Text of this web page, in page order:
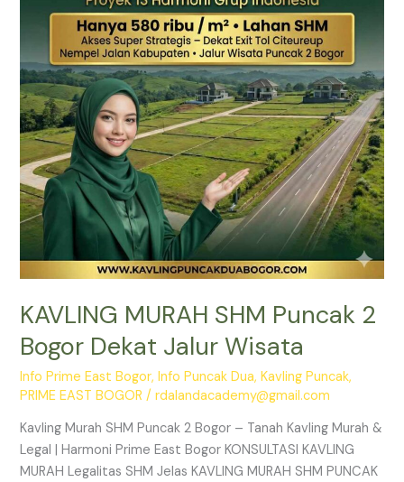
KAVLING MURAH SHM Puncak 2
Bogor Dekat Jalur Wisata
Info Prime East Bogor,Info Puncak Dua,Kavling Puncak,
PRIME EAST BOGOR /rdalandacademy@gmail.com
Kavling Murah SHM Puncak 2 Bogor – Tanah Kavling Murah &
Legal | Harmoni Prime East Bogor KONSULTASI KAVLING
MURAH Legalitas SHM Jelas KAVLING MURAH SHM PUNCAK
Jalur
Wisata